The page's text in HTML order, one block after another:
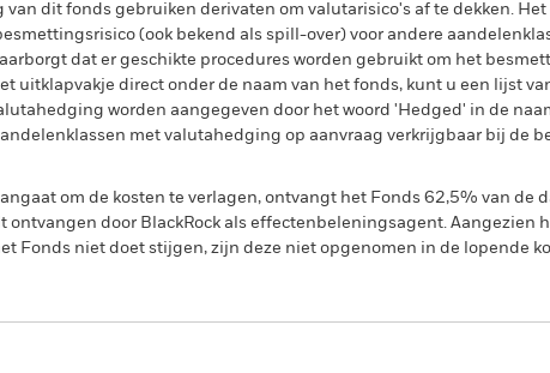
dit fonds gebruiken derivaten om valutarisico's af te dekken.
(ook bekend als spill-over) voor andere
dat er geschikte procedures worden gebruikt om het
uitklapvakje direct onder de naam van het fonds, kunt u een lijst
worden aangegeven door het woord 'Hedged' in de
met valutahedging op aanvraag verkrijgbaar bij de
om de kosten te verlagen, ontvangt het Fonds 62,5% van de
ontvangen door BlackRock als effectenbeleningsagent. Aangezien
Fonds niet doet stijgen, zijn deze niet opgenomen in de lopende